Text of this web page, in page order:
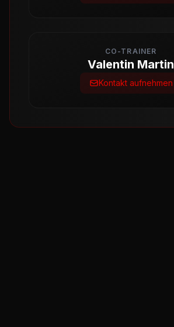
CO-TRAINER
Valentin Martin
Kontakt aufnehmen